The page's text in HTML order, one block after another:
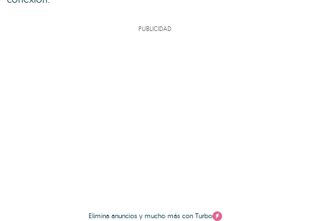
PUBLICIDAD
Elimina anuncios y mucho más con Turbo